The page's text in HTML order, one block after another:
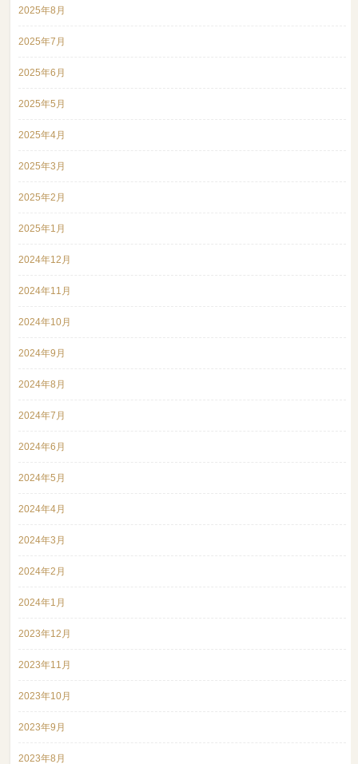
2025年8月
2025年7月
2025年6月
2025年5月
2025年4月
2025年3月
2025年2月
2025年1月
2024年12月
2024年11月
2024年10月
2024年9月
2024年8月
2024年7月
2024年6月
2024年5月
2024年4月
2024年3月
2024年2月
2024年1月
2023年12月
2023年11月
2023年10月
2023年9月
2023年8月